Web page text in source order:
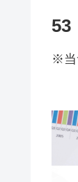
53
※当